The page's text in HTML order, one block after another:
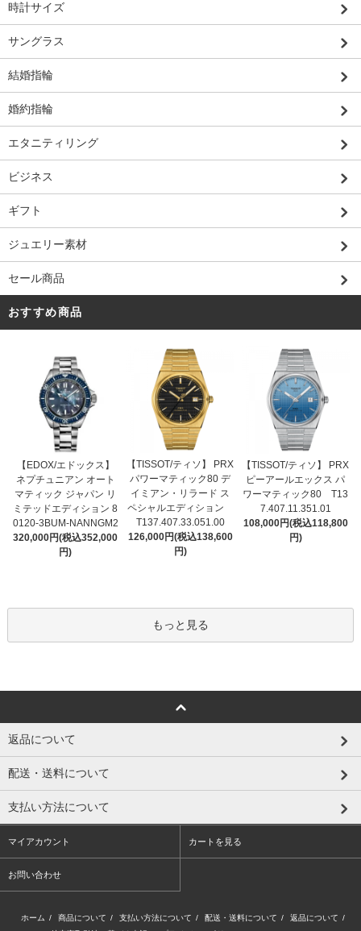
時計サイズ
サングラス
結婚指輪
婚約指輪
エタニティリング
ビジネス
ギフト
ジュエリー素材
セール商品
おすすめ商品
【EDOX/エドックス】
ネプチュニアン オート
マティック ジャパン リ
ミテッドエディション 8
0120-3BUM-NANNGM2
320,000円(税込352,000
円)
【TISSOT/ティソ】 PRX
パワーマティック80 デ
イミアン・リラード ス
ペシャルエディション
T137.407.33.051.00
126,000円(税込138,600
円)
【TISSOT/ティソ】 PRX
ピーアールエックス パ
ワーマティック80 T13
7.407.11.351.01
108,000円(税込118,800
円)
もっと見る
返品について
配送・送料について
支払い方法について
マイアカウント カートを見る
お問い合わせ
ホーム / 商品について / 支払い方法について / 配送・送料について / 返品について /